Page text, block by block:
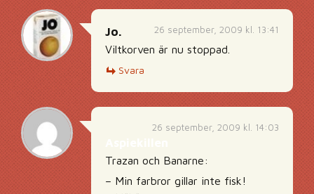
26 september, 2009 kl. 13:41
Jo.
Viltkorven är nu stoppad.
Svara
26 september, 2009 kl. 14:03
Trazan och Banarne:
– Min farbror gillar inte fisk!